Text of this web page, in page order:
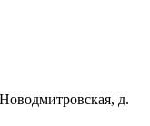
д.